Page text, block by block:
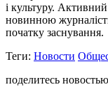
і культуру.
новинною
початку заснування.
Теги: Новости
поделитесь